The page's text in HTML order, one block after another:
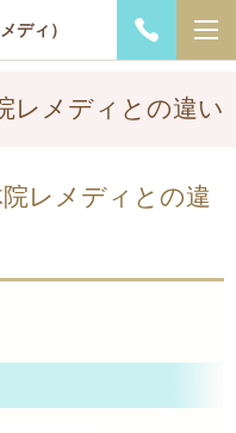
ディ）
レメディとの違い
レメディとの違